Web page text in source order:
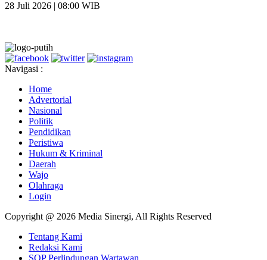
28 Juli 2026 | 08:00 WIB
Navigasi :
Home
Advertorial
Nasional
Politik
Pendidikan
Peristiwa
Hukum & Kriminal
Daerah
Wajo
Olahraga
Login
Copyright @ 2026 Media Sinergi, All Rights Reserved
Tentang Kami
Redaksi Kami